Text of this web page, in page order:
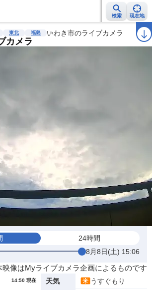
検索 現在地
報 地震情報 警報・注意報 2週間天気 ラ
東北 福島 いわき市のライブカメラ
カメラ
24時間
8月8日(土) 15:06
映像はMyライブカメラ企画によるものです
14:50 現在 天気
うすぐもり